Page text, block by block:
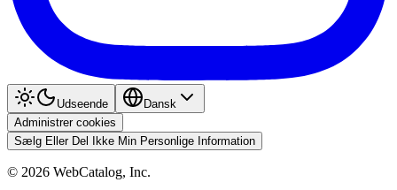
Udseende
Dansk
Administrer cookies
Sælg Eller Del Ikke Min Personlige Information
© 2026 WebCatalog, Inc.